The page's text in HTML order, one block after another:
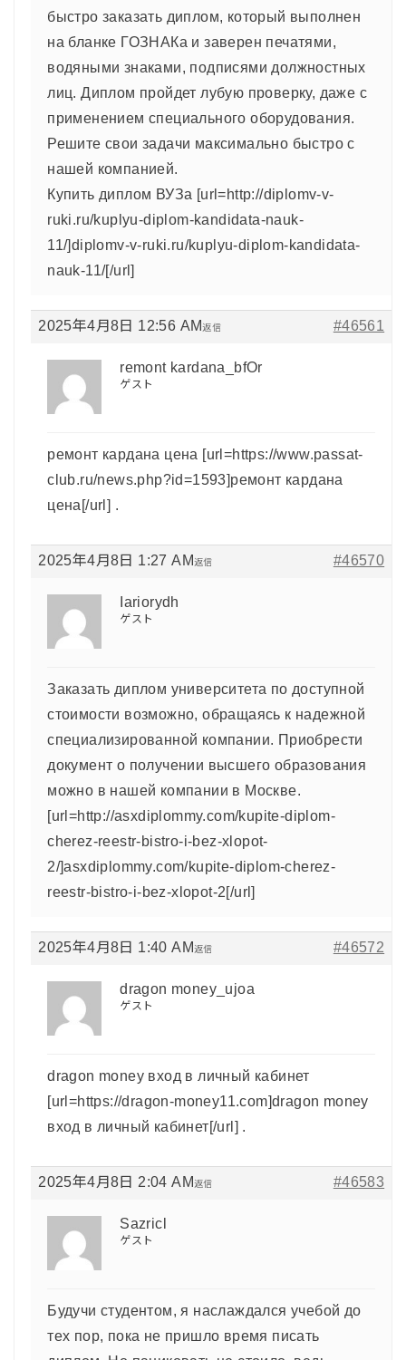
быстро заказать диплом, который выполнен
на бланке ГОЗНАКа и заверен печатями,
водяными знаками, подписями должностных
лиц. Диплом пройдет лубую проверку, даже с
применением специального оборудования.
Решите свои задачи максимально быстро с
нашей компанией.
Купить диплом ВУЗа [url=http://diplomv-v-
ruki.ru/kuplyu-diplom-kandidata-nauk-
11/]diplomv-v-ruki.ru/kuplyu-diplom-kandidata-
nauk-11/[/url]
2025年4月8日 12:56 AM #46561
返信
remont kardana_bfOr
ゲスト
ремонт кардана цена [url=https://www.passat-
club.ru/news.php?id=1593]ремонт кардана
цена[/url] .
2025年4月8日 1:27 AM #46570
返信
Iariorydh
ゲスト
Заказать диплом университета по доступной
стоимости возможно, обращаясь к надежной
специализированной компании. Приобрести
документ о получении высшего образования
можно в нашей компании в Москве.
[url=http://asxdiplommy.com/kupite-diplom-
cherez-reestr-bistro-i-bez-xlopot-
2/]asxdiplommy.com/kupite-diplom-cherez-
reestr-bistro-i-bez-xlopot-2[/url]
2025年4月8日 1:40 AM #46572
返信
dragon money_ujoa
ゲスト
dragon money вход в личный кабинет
[url=https://dragon-money11.com]dragon money
вход в личный кабинет[/url] .
2025年4月8日 2:04 AM #46583
返信
Sazricl
ゲスト
Будучи студентом, я наслаждался учебой до
тех пор, пока не пришло время писать